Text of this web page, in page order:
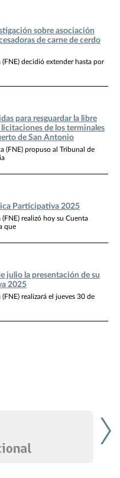
sobre asociación
de carne de cerdo
decidió extender hasta por
para resguardar la libre
de los terminales
de San Antonio
(FNE) propuso al Tribunal de
Participativa 2025
realizó hoy su Cuenta
que
julio la presentación de su
2025
realizará el jueves 30 de